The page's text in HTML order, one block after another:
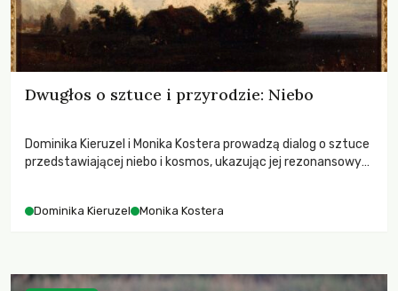
Dwugłos o sztuce i przyrodzie: Niebo
Dominika Kieruzel i Monika Kostera prowadzą dialog o sztuce
przedstawiającej niebo i kosmos, ukazując jej rezonansowy
Dominika Kieruzel Monika Kostera